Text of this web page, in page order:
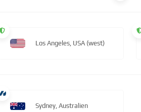
Los Angeles, USA (west)
Sydney, Australien